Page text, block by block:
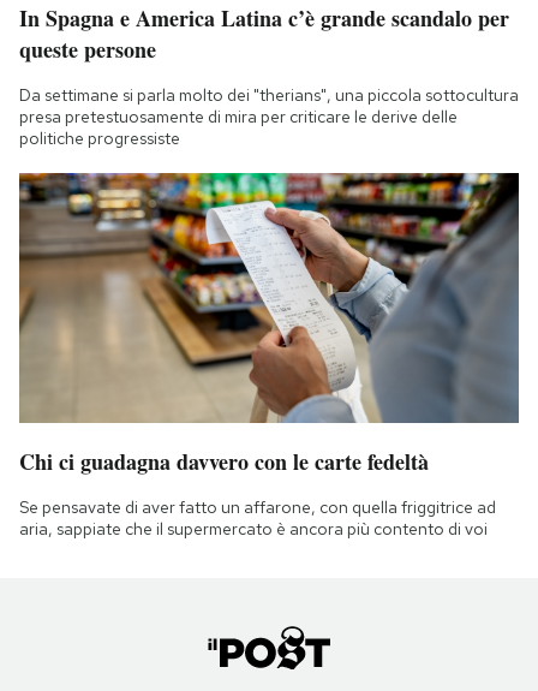
In Spagna e America Latina c’è grande scandalo per
queste persone
Da settimane si parla molto dei "therians", una piccola sottocultura
presa pretestuosamente di mira per criticare le derive delle
politiche progressiste
Chi ci guadagna davvero con le carte fedeltà
Se pensavate di aver fatto un affarone, con quella friggitrice ad
aria, sappiate che il supermercato è ancora più contento di voi